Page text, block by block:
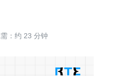
：约 23 分钟